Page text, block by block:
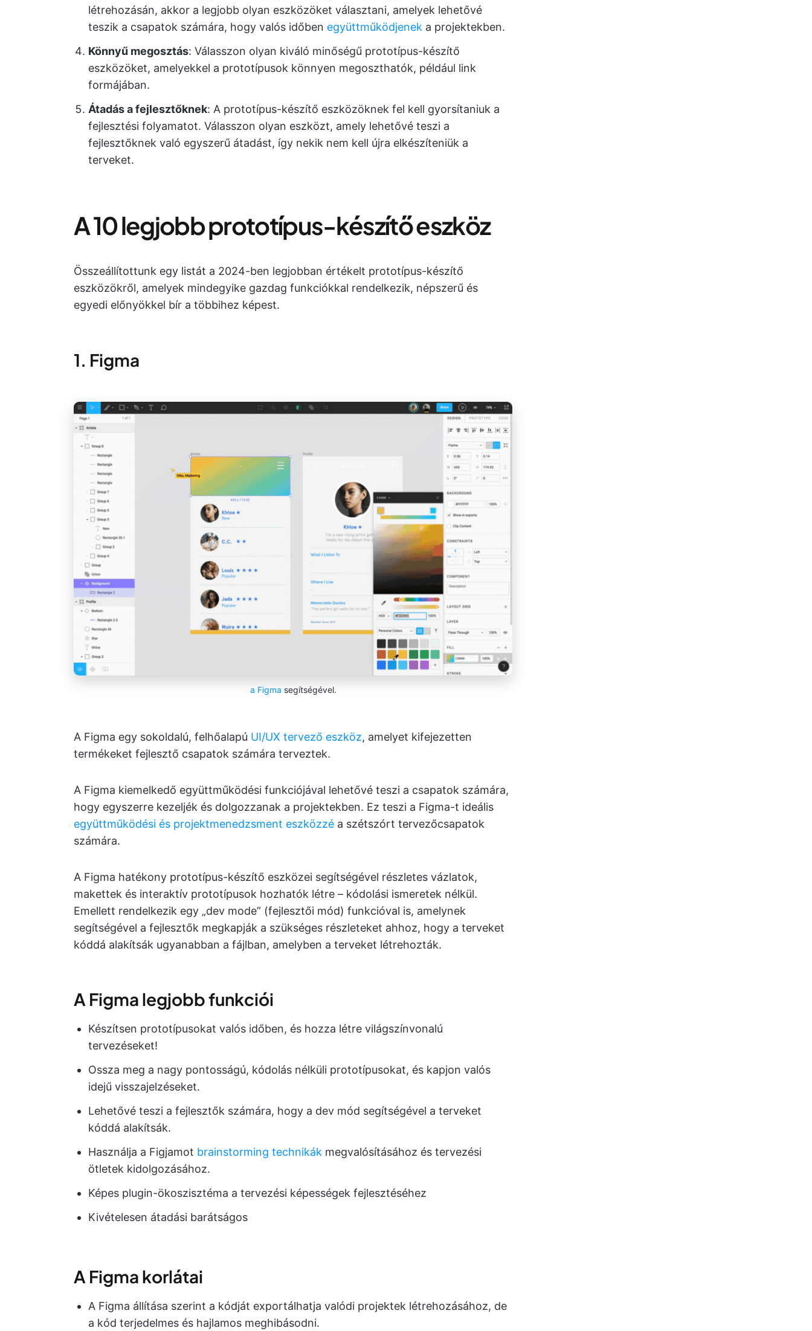
létrehozásán, akkor a legjobb olyan eszközöket választani, amelyek lehetővé
teszik a csapatok számára, hogy valós időben együttműködjenek a projektekben.
Könnyű megosztás: Válasszon olyan kiváló minőségű prototípus-készítő
eszközöket, amelyekkel a prototípusok könnyen megoszthatók, például link
formájában.
Átadás a fejlesztőknek: A prototípus-készítő eszközöknek fel kell gyorsítaniuk a
fejlesztési folyamatot. Válasszon olyan eszközt, amely lehetővé teszi a
fejlesztőknek való egyszerű átadást, így nekik nem kell újra elkészíteniük a
terveket.
A 10 legjobb prototípus-készítő eszköz
Összeállítottunk egy listát a 2024-ben legjobban értékelt prototípus-készítő
eszközökről, amelyek mindegyike gazdag funkciókkal rendelkezik, népszerű és
egyedi előnyökkel bír a többihez képest.
1. Figma
a Figma segítségével.
A Figma egy sokoldalú, felhőalapú UI/UX tervező eszköz, amelyet kifejezetten
termékeket fejlesztő csapatok számára terveztek.
A Figma kiemelkedő együttműködési funkciójával lehetővé teszi a csapatok számára,
hogy egyszerre kezeljék és dolgozzanak a projektekben. Ez teszi a Figma-t ideális
együttműködési és projektmenedzsment eszközzé a szétszórt tervezőcsapatok
számára.
A Figma hatékony prototípus-készítő eszközei segítségével részletes vázlatok,
makettek és interaktív prototípusok hozhatók létre – kódolási ismeretek nélkül.
Emellett rendelkezik egy „dev mode” (fejlesztői mód) funkcióval is, amelynek
segítségével a fejlesztők megkapják a szükséges részleteket ahhoz, hogy a terveket
kóddá alakítsák ugyanabban a fájlban, amelyben a terveket létrehozták.
A Figma legjobb funkciói
Készítsen prototípusokat valós időben, és hozza létre világszínvonalú
tervezéseket!
Ossza meg a nagy pontosságú, kódolás nélküli prototípusokat, és kapjon valós
idejű visszajelzéseket.
Lehetővé teszi a fejlesztők számára, hogy a dev mód segítségével a terveket
kóddá alakítsák.
Használja a Figjamot brainstorming technikák megvalósításához és tervezési
ötletek kidolgozásához.
Képes plugin-ökoszisztéma a tervezési képességek fejlesztéséhez
Kivételesen átadási barátságos
A Figma korlátai
A Figma állítása szerint a kódját exportálhatja valódi projektek létrehozásához, de
a kód terjedelmes és hajlamos meghibásodni.